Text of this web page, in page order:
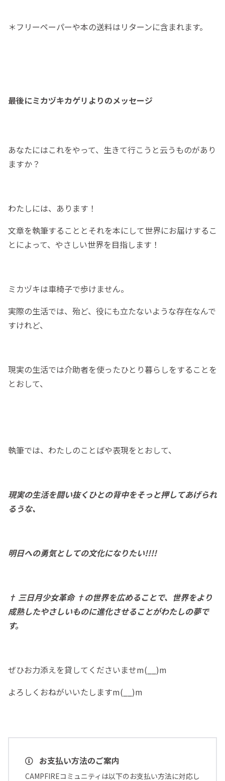
＊フリーペーパーや本の送料はリターンに含まれます。
最後にミカヅキカゲリよりのメッセージ
あなたにはこれをやって、生きて行こうと云うものがあり
ますか？
わたしには、あります！
文章を執筆することとそれを本にして世界にお届けするこ
とによって、やさしい世界を目指します！
ミカヅキは車椅子で歩けません。
実際の生活では、殆ど、役にも立たないような存在なんで
すけれど、
現実の生活では介助者を使ったひとり暮らしをすることを
とおして、
執筆では、わたしのことばや表現をとおして、
現実の生活を闘い抜くひとの背中をそっと押してあげられ
るうな、
明日への勇気としての文化になりたい!!!!
† 三日月少女革命 †の世界を広めることで、世界をより
成熟したやさしいものに進化させることがわたしの夢で
す。
ぜひお力添えを貸してくださいませm(__)m
よろしくおねがいいたしますm(__)m
お支払い方法のご案内
CAMPFIREコミュニティは以下のお支払い方法に対応し